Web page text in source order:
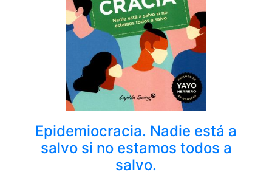
Epidemiocracia. Nadie está a
salvo si no estamos todos a
salvo.